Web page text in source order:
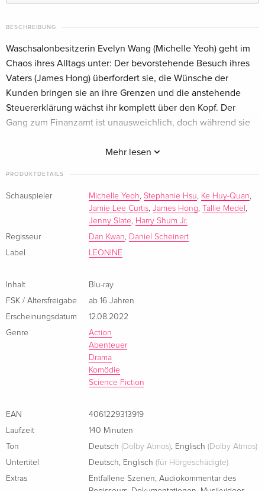
Blu-ray
Standard Edition
Englisch · US Version
CHF 27.50
4K Ultra HD + Blu-ray
Englisch · US Version
CHF 36.50
ray
Standard Edition
Italienisch
4K Ultra HD + Blu-ray
4K Ultra HD + Blu-ray
Italienisch
Limited Edition, Steelbook, 4K Ultra HD + Blu-
BESCHREIBUNG
Mehr lesen
Waschsalonbesitzerin Evelyn Wang (Michelle Yeoh) geht im
Chaos ihres Alltags unter: Der bevorstehende Besuch ihres
Vaters (James Hong) überfordert sie, die Wünsche der
Kunden bringen sie an ihre Grenzen und die anstehende
Steuererklärung wächst ihr komplett über den Kopf. Der
Gang zum Finanzamt ist unausweichlich, doch während sie
vorspricht, wird ihr Universum komplett
plötzlich weitere Leben in Parallelwelten. Sie entdeckt, dass
das Multiversum real ist und sie auf die Fähigkeiten und das
Leben anderer Versionen ihrer selbst zugreifen kann. Das ist
auch bitter nötig, denn sie wird mit einer grossen, wenn nicht
der grösstmöglichen Mission betraut: Der Rettung der Welt
EVERYTHING EVERYWHERE ALL AT ONCE ist ein
überbordendes Sci-fi-/ Action-/ Kung-Fu-Abenteuer, das in
Lichtgeschwindigkeit durch multidimensionale Universen
hüpft. Im Mittelpunkt dieser explosiven Mischung steht
Michelle Yeoh als Retterin wider Willen und als ihre
Gegenspielerin die unvergleichlichen Jaime Lee Curtis.
PRODUKTDETAILS
Schauspieler Michelle Yeoh, Stephanie Hsu, Ke Huy-Quan,
Jamie Lee Curtis, James Hong, Tallie Medel ,
Jenny Slate, Harry Shum Jr.
Regisseur
Dan Kwan, Daniel Scheinert
Label
LEONINE
Inhalt
Blu-ray
FSK / Altersfreigabe
ab 16 Jahren
Erscheinungsdatum
12.08.2022
Genre
Action
Abenteuer
Drama
Komödie
Science Fiction
EAN
4061229313919
Laufzeit
140 Minuten
Ton
Deutsch (Dolby Atmos), Englisch (Dolby Atmos)
Untertitel
Deutsch, Englisch (für Hörgeschädigte)
Extras
Entfallene Szenen, Audiokommentar des